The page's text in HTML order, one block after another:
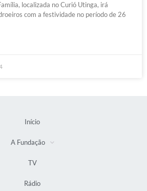
localizada no Curió Utinga, irá
com a festividade no período de 26
Início
A Fundação
TV
Rádio